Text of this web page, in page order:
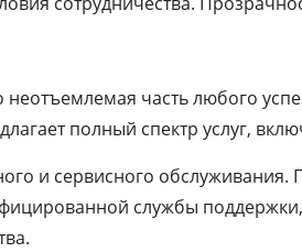
часть любого
полный спектр услуг,
и сервисного
службы